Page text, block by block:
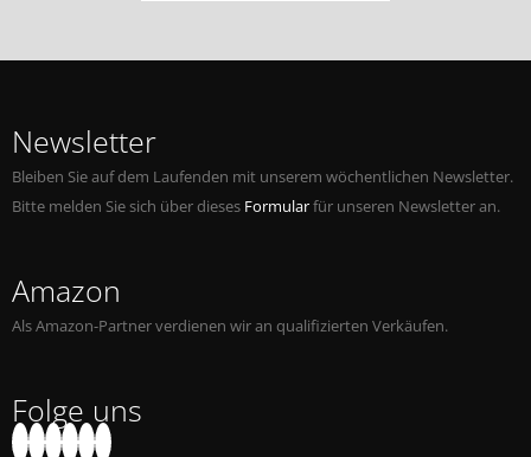
Newsletter
Bleiben Sie auf dem Laufenden mit unserem wöchentlichen Newsletter.
Bitte melden Sie sich über dieses Formularfür unseren Newsletter an.
Amazon
Als Amazon-Partner verdienen wir an qualifizierten Verkäufen.
Folge uns